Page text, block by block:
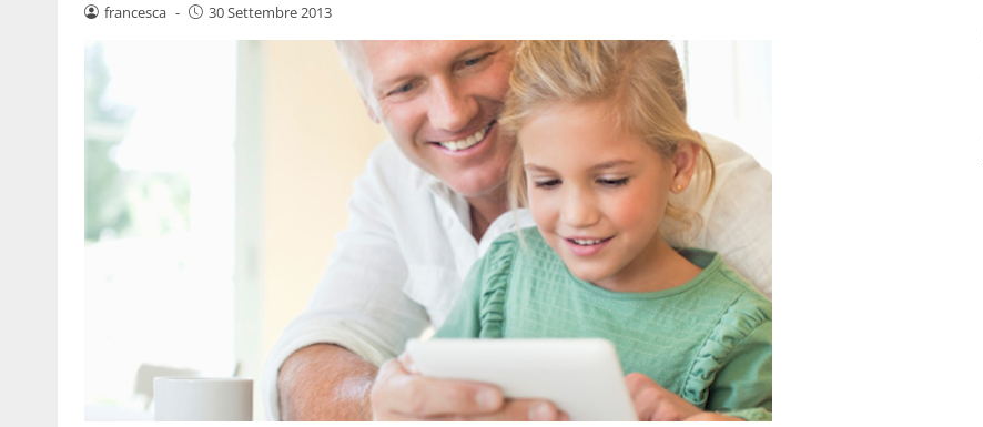
francesca - 30 Settembre 2013